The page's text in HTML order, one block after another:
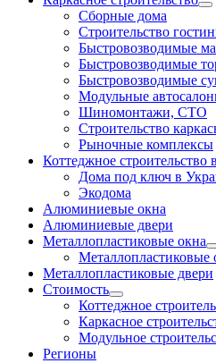
Сборные дома
Строительство
Быстровозводимые
Быстровозводимые
Быстровозводимые
Модульные
Шиномонтажи, СТО
Строительство
Рыночные комплексы
Коттеджное строительство
Дома под ключ в
Экодома
Алюминиевые окна
Алюминиевые двери
Металлопластиковые окна
Металлопластиковые
Металлопластиковые двери
Стоимость
Коттеджное
Каркасное
Модульное
Регионы